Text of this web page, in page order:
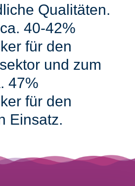
Qualitäten.
40-42%
für den
und zum
47%
für den
Einsatz.